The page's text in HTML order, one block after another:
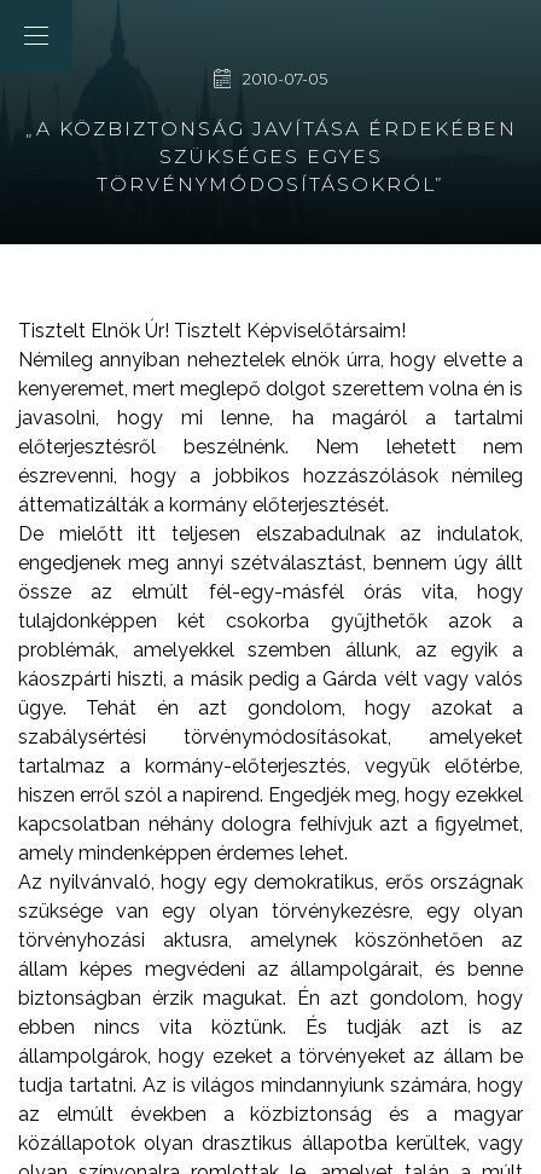
2010-07-05
„A KÖZBIZTONSÁG JAVÍTÁSA ÉRDEKÉBEN
SZÜKSÉGES EGYES
TÖRVÉNYMÓDOSÍTÁSOKRÓL”
Tisztelt Elnök Úr! Tisztelt Képviselőtársaim!
Némileg annyiban neheztelek elnök úrra, hogy elvette a
kenyeremet, mert meglepő dolgot szerettem volna én is
javasolni, hogy mi lenne, ha magáról a tartalmi
előterjesztésről beszélnénk. Nem lehetett nem
észrevenni, hogy a jobbikos hozzászólások némileg
áttematizálták a kormány előterjesztését.
De mielőtt itt teljesen elszabadulnak az indulatok,
engedjenek meg annyi szétválasztást, bennem úgy állt
össze az elmúlt fél-egy-másfél órás vita, hogy
tulajdonképpen két csokorba gyűjthetők azok a
problémák, amelyekkel szemben állunk, az egyik a
káoszpárti hiszti, a másik pedig a Gárda vélt vagy valós
ügye. Tehát én azt gondolom, hogy azokat a
szabálysértési törvénymódosításokat, amelyeket
tartalmaz a kormány-előterjesztés, vegyük előtérbe,
hiszen erről szól a napirend. Engedjék meg, hogy ezekkel
kapcsolatban néhány dologra felhívjuk azt a figyelmet,
amely mindenképpen érdemes lehet.
Az nyilvánvaló, hogy egy demokratikus, erős országnak
szüksége van egy olyan törvénykezésre, egy olyan
törvényhozási aktusra, amelynek köszönhetően az
állam képes megvédeni az állampolgárait, és benne
biztonságban érzik magukat. Én azt gondolom, hogy
ebben nincs vita köztünk. És tudják azt is az
állampolgárok, hogy ezeket a törvényeket az állam be
tudja tartatni. Az is világos mindannyiunk számára, hogy
az elmúlt években a közbiztonság és a magyar
közállapotok olyan drasztikus állapotba kerültek, vagy